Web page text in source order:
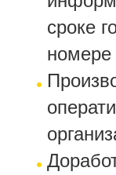
сроке
номере